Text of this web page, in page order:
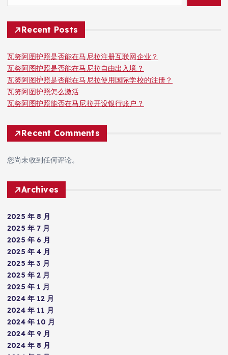
Recent Posts
瓦努阿图护照是否能在马尼拉注册互联网企业？
瓦努阿图护照是否能在马尼拉自由出入境？
瓦努阿图护照是否能在马尼拉使用国际学校的注册？
瓦努阿图护照怎么激活
瓦努阿图护照能否在马尼拉开设银行账户？
Recent Comments
您尚未收到任何评论。
Archives
2025 年 8 月
2025 年 7 月
2025 年 6 月
2025 年 4 月
2025 年 3 月
2025 年 2 月
2025 年 1 月
2024 年 12 月
2024 年 11 月
2024 年 10 月
2024 年 9 月
2024 年 8 月